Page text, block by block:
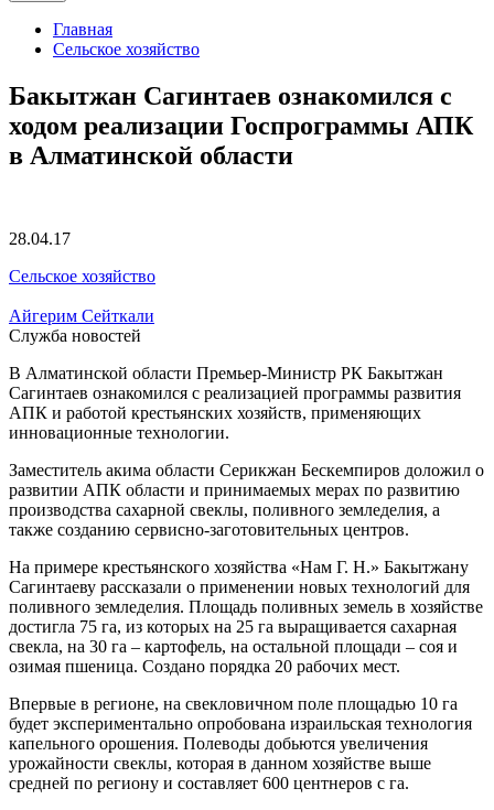
Главная
Сельское хозяйство
Бакытжан Сагинтаев ознакомился с
ходом реализации Госпрограммы АПК
в Алматинской области
28.04.17
Сельское хозяйство
Айгерим Сейткали
Служба новостей
В Алматинской области Премьер-Министр РК Бакытжан
Сагинтаев ознакомился с реализацией программы развития
АПК и работой крестьянских хозяйств, применяющих
инновационные технологии.
Заместитель акима области Серикжан Бескемпиров доложил о
развитии АПК области и принимаемых мерах по развитию
производства сахарной свеклы, поливного земледелия, а
также созданию сервисно-заготовительных центров.
На примере крестьянского хозяйства «Нам Г. Н.» Бакытжану
Сагинтаеву рассказали о применении новых технологий для
поливного земледелия. Площадь поливных земель в хозяйстве
достигла 75 га, из которых на 25 га выращивается сахарная
свекла, на 30 га – картофель, на остальной площади – соя и
озимая пшеница. Создано порядка 20 рабочих мест.
Впервые в регионе, на свекловичном поле площадью 10 га
будет экспериментально опробована израильская технология
капельного орошения. Полеводы добьются увеличения
урожайности свеклы, которая в данном хозяйстве выше
средней по региону и составляет 600 центнеров с га.